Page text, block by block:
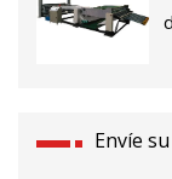
Envíe